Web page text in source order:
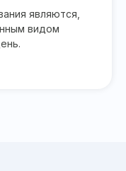
являются,
видом